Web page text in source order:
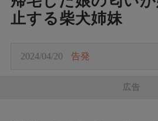
止する柴犬姉妹
2024/04/20 告発
広告